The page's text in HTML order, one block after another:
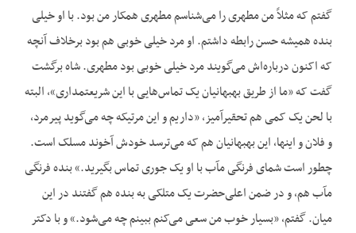
گفتم که مثلاً من مطهری را می‌شناسم مطهری همکار من بود. با او خیلی
بنده همیشه حسن رابطه داشتم. او مرد خیلی خوبی هم بود برخلاف آنچه
که اکنون درباره‌اش می‌گویند مرد خیلی خوبی بود مطهری. شاه برگشت
گفت که «ما از طریق بهبهانیان یک تماس‌هایی با این شریعتمداری»، البته
با لحن یک کمی هم تحقیرآمیز، «داریم و این مرتیکه چه می‌گوید پیرمرد،
و فلان و اینها، این بهبهانیان هم که می‌ترسد خودش آخوند مسلک است.
چطور است شمای فرنگی مآب با او یک جوری تماس بگیرید.» بنده فرنگی
مآب هم، و در ضمن اعلی‌حضرت یک متلکی به بنده هم گفتند در این
میان. گفتم، «بسیار خوب من سعی می‌کنم ببینم چه می‌شود.» و با دکتر